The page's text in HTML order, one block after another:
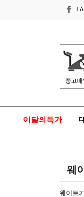
이달의특가
웨
웨이트